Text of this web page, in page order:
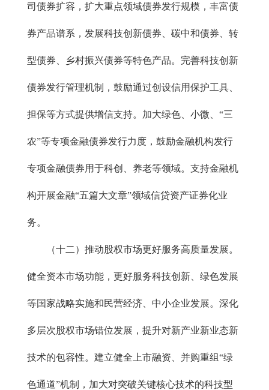
司债券扩容，扩大重点领域债券发行规模，丰富债
券产品谱系，发展科技创新债券、碳中和债券、转
型债券、乡村振兴债券等特色产品。完善科技创新
债券发行管理机制，鼓励通过创设信用保护工具、
担保等方式提供增信支持。加大绿色、小微、“三
农”等专项金融债券发行力度，鼓励金融机构发行
专项金融债券用于科创、养老等领域。支持金融机
构开展金融“五篇大文章”领域信贷资产证券化业
务。
（十二）推动股权市场更好服务高质量发展。
健全资本市场功能，更好服务科技创新、绿色发展
等国家战略实施和民营经济、中小企业发展。深化
多层次股权市场错位发展，提升对新产业新业态新
技术的包容性。建立健全上市融资、并购重组“绿
色通道”机制，加大对突破关键核心技术的科技型